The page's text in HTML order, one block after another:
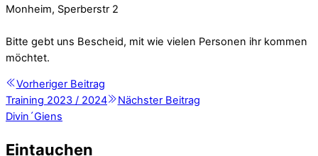
Monheim, Sperberstr 2
Bitte gebt uns Bescheid, mit wie vielen Personen ihr kommen
möchtet.
Vorheriger Beitrag
Training 2023 / 2024
Nächster Beitrag
Divin´Giens
Eintauchen